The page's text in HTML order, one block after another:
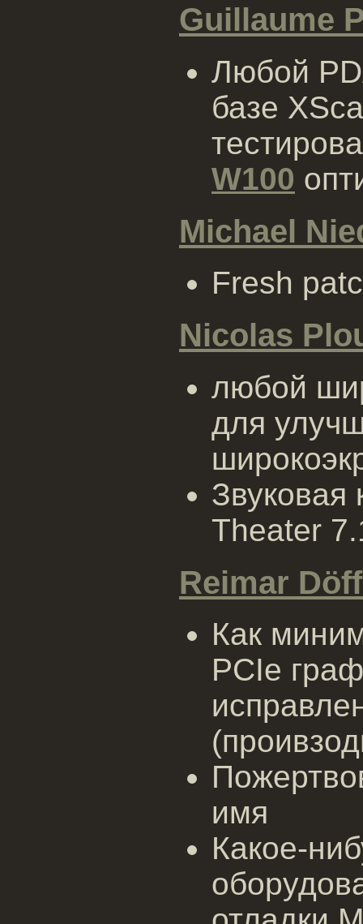
Guillaume
Любой
базе
W100
Michael
Fresh
Nicolas
любой
для
Звуковая
Theater
Reimar
Как
PCIe
имя
Какое-